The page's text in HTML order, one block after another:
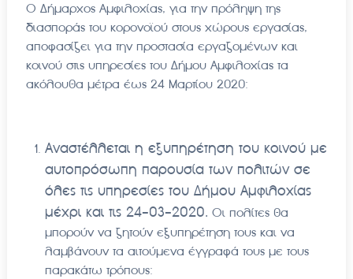
Ο Δήμαρχος Αμφιλοχίας, για την πρόληψη της
διασποράς του κορονοϊού στους χώρους εργασίας,
αποφασίζει για την προστασία εργαζομένων και
κοινού στις υπηρεσίες του Δήμου Αμφιλοχίας τα
ακόλουθα μέτρα έως 24 Μαρτίου 2020:
Αναστέλλεται η εξυπηρέτηση του κοινού με
αυτοπρόσωπη παρουσία των πολιτών σε
όλες τις υπηρεσίες του Δήμου Αμφιλοχίας
μέχρι και τις 24-03-2020. Οι πολίτες θα
μπορούν να ζητούν εξυπηρέτηση τους και να
λαμβάνουν τα αιτούμενα έγγραφά τους με τους
παρακάτω τρόπους: